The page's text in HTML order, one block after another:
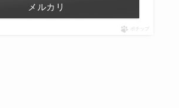
メルカリ
ポチップ